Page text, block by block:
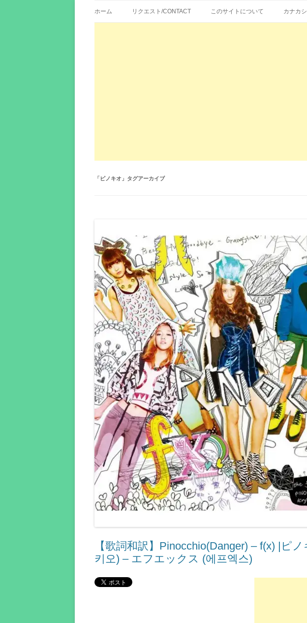
エイカシ | 洋楽歌詞の和訳、英語の
ホーム リクエスト/CONTACT このサイトについて カナカ
「ピノキオ 」タグアーカイブ
【歌詞和訳】Pinocchio(Danger) – ​f(x) |ピ
키오) – エフエックス (에프엑스)